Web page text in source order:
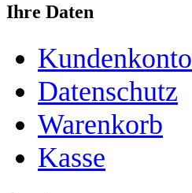
Ihre Daten
Kundenkonto
Datenschutz
Warenkorb
Kasse